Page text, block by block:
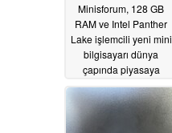
Minisforum, 128 GB
RAM ve Intel Panther
Lake işlemcili yeni mini
bilgisayarı dünya
çapında piyasaya
sürdü07/09/2026